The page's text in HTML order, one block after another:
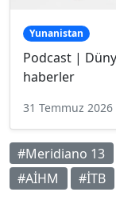
Yunanistan
Podcast |
haberler
31 Temmuz 2026
#Meridiano 13
#AİHM
#İTB